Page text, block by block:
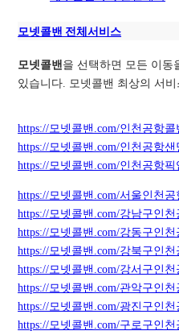
모넷콜밴 전체서비스
모넷콜밴을 선택하면 모든 이동
있습니다. 모넷콜밴 최상의 서
https://모넷콜밴.com/인천공항콜
https://모넷콜밴.com/인천공항샌
https://모넷콜밴.com/인천공항픽
https://모넷콜밴.com/서울인천공
https://모넷콜밴.com/강남구인천
https://모넷콜밴.com/강동구인천
https://모넷콜밴.com/강북구인천
https://모넷콜밴.com/강서구인천
https://모넷콜밴.com/관악구인천
https://모넷콜밴.com/광진구인천
https://모넷콜밴.com/구로구인천